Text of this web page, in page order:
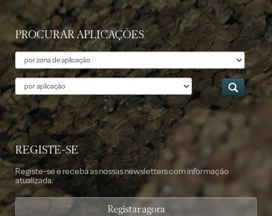
PROCURAR APLICAÇÕES
Tema
Aplicação
REGISTE-SE
Registe-se e receba as nossas newsletters com informação
atualizada.
Registar agora